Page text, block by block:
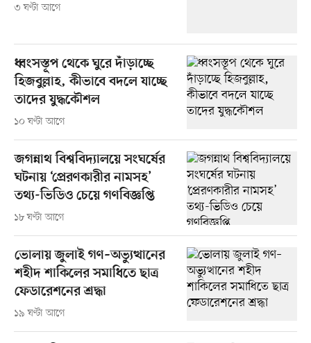
৩ ঘণ্টা আগে
ধ্বংসস্তূপ থেকে ঘুরে দাঁড়াচ্ছে
হিজবুল্লাহ, কীভাবে বদলে যাচ্ছে
তাদের যুদ্ধকৌশল
১০ ঘণ্টা আগে
জগন্নাথ বিশ্ববিদ্যালয়ে সংঘর্ষের
ঘটনায় ‘প্রেরণকারীর নামসহ’
তথ্য-ভিডিও চেয়ে গণবিজ্ঞপ্তি
১৮ ঘণ্টা আগে
ভোলায় জুলাই গণ–অভ্যুত্থানের
শহীদ শাকিলের সমাধিতে ছাত্র
ফেডারেশনের শ্রদ্ধা
১৯ ঘণ্টা আগে